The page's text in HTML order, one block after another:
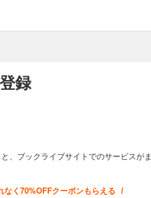
録
、ブックライブサイトでのサービスが
なく70%OFFクーポンもらえる /